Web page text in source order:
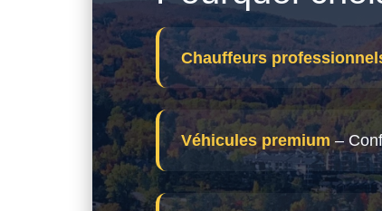
Chauffeurs
Véhicules premium –